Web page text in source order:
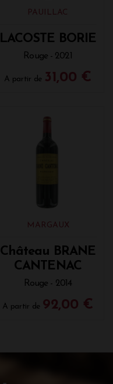
PAUILLAC
LACOSTE BORIE
Rouge - 2021
A partir de 31,00 €
MARGAUX
Château BRANE
CANTENAC
Rouge - 2014
A partir de 92,00 €